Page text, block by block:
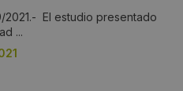
2021.- El estudio presentado
...